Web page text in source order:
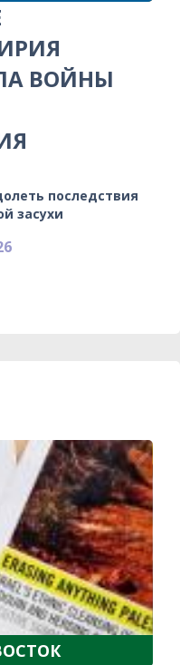
ВОЙНЫ
последствия
засухи